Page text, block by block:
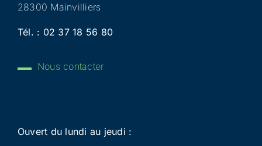
28300 Mainvilliers
Tél. : 02 37 18 56 80
Nous contacter
Ouvert du lundi au jeudi :